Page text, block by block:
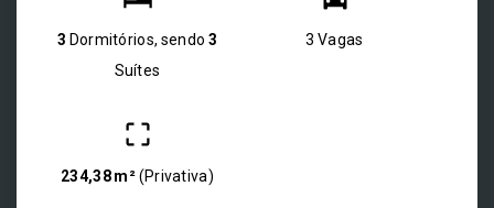
3 Dormitórios, sendo 3
Suítes
3 Vagas
234,38 m²(Privativa)